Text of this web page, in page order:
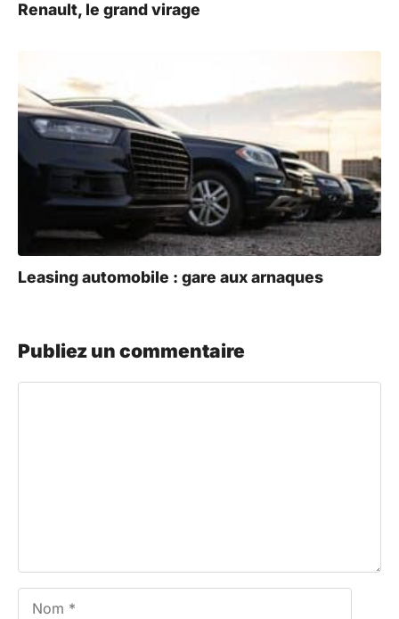
Renault, le grand virage
Leasing automobile : gare aux arnaques
Publiez un commentaire